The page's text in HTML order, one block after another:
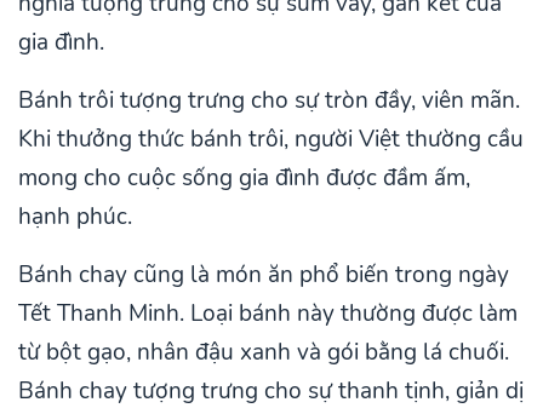
gia đình.
Bánh trôi tượng trưng cho sự tròn đầy, viên mãn.
Khi thưởng thức bánh trôi, người Việt thường cầu
mong cho cuộc sống gia đình được đầm ấm,
hạnh phúc.
Bánh chay cũng là món ăn phổ biến trong ngày
Tết Thanh Minh. Loại bánh này thường được làm
từ bột gạo, nhân đậu xanh và gói bằng lá chuối.
Bánh chay tượng trưng cho sự thanh tịnh, giản dị